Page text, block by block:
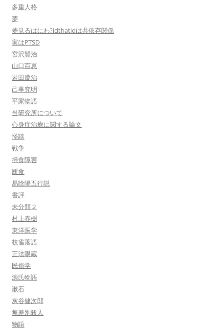
多重人格
夢
夢見るはにわ?idthatidは共依存関係
実はPTSD
宮沢賢治
山口百恵
岩田慶治
己事究明
平家物語
当研究所について
心身症治療に関する論文
怪談
戦争
摂食障害
断食
易陰陽五行説
書評
未分類２
村上春樹
東洋医学
枝雀落語
正法眼蔵
民俗学
源氏物語
漱石
灰谷健次郎
無差別殺人
物語